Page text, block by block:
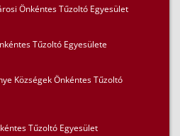
Önkéntes Tűzoltó Egyesület
Tűzoltó Egyesülete
Községek Önkéntes Tűzoltó
Tűzoltó Egyesület